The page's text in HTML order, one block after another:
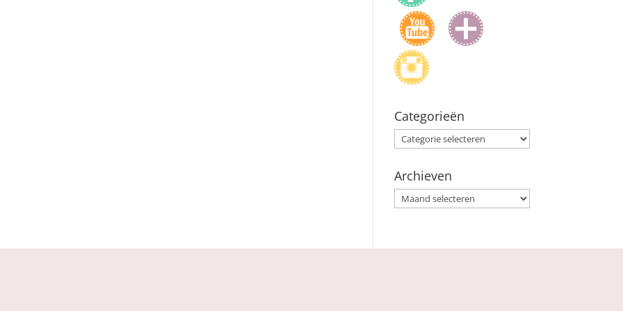
Categorieën
Categorieën
Archieven
Archieven